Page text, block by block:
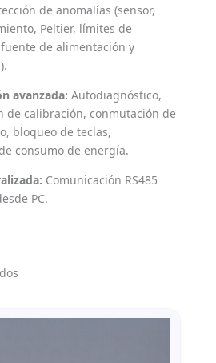
de anomalías (sensor,
Peltier, límites de
de alimentación y
avanzada: Autodiagnóstico,
de calibración, conmutación de
bloqueo de teclas,
consumo de energía.
Comunicación RS485
PC.